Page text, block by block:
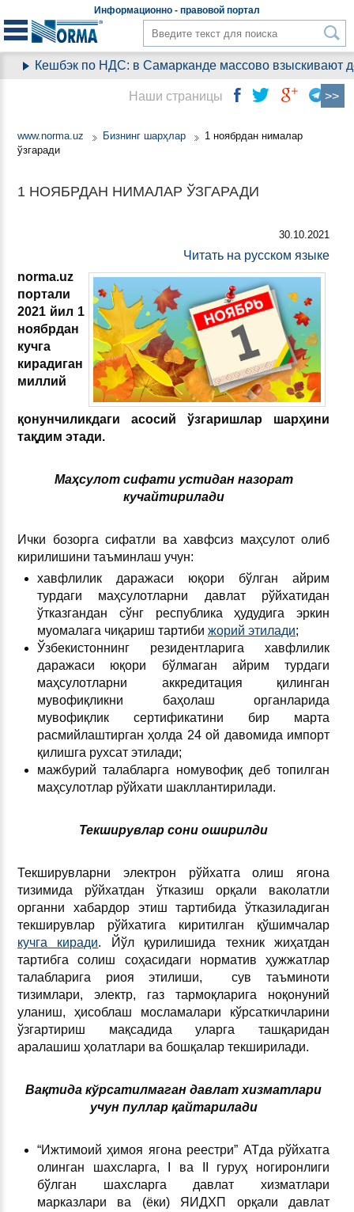
Информационно - правовой портал
Кешбэк по НДС: в Самарканде массово взыскивают
www.norma.uz Бизнинг шарҳлар
1 ноябрдан нималар
ўзгаради
1 НОЯБРДАН НИМАЛАР ЎЗГАРАДИ
30.10.2021
Читать на русском языке
norma.uz
портали
2021 йил 1
ноябрдан
кучга
кирадиган
миллий
қонунчиликдаги асосий ўзгаришлар шарҳини
тақдим этади.
Маҳсулот сифати устидан назорат
кучайтирилади
Ички бозорга сифатли ва хавфсиз маҳсулот олиб
кирилишини таъминлаш учун:
хавфлилик даражаси юқори бўлган айрим
турдаги маҳсулотларни давлат рўйхатидан
ўтказгандан сўнг республика ҳудудига эркин
муомалага чиқариш тартиби жорий этилади;
Ўзбекистоннинг резидентларига хавфлилик
даражаси юқори бўлмаган айрим турдаги
маҳсулотларни аккредитация қилинган
мувофиқликни баҳолаш органларида
мувофиқлик сертификатини бир марта
расмийлаштирган ҳолда 24 ой давомида импорт
қилишга рухсат этилади;
мажбурий талабларга номувофиқ деб топилган
маҳсулотлар рўйхати шакллантирилади.
Текширувлар сони оширилди
Текширувларни электрон рўйхатга олиш ягона
тизимида рўйхатдан ўтказиш орқали ваколатли
органни хабардор этиш тартибида ўтказиладиган
текширувлар рўйхатига киритилган қўшимчалар
кучга киради. Йўл қурилишида техник жиҳатдан
тартибга солиш соҳасидаги норматив ҳужжатлар
талабларига риоя этилиши, сув таъминоти
тизимлари, электр, газ тармоқларига ноқонуний
уланиш, ҳисоблаш мосламалари кўрсаткичларини
ўзгартириш мақсадида уларга ташқаридан
аралашиш ҳолатлари ва бошқалар текширилади.
Вақтида кўрсатилмаган давлат хизматлари
учун пуллар қайтарилади
“Ижтимоий ҳимоя ягона реестри” АТда рўйхатга
олинган шахсларга, I ва II гуруҳ ногиронлиги
бўлган шахсларга давлат хизматлари
марказлари ва (ёки) ЯИДХП орқали давлат
Наши страницы